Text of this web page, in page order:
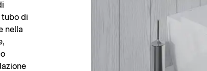
tubo di
nella